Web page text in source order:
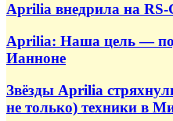
Aprilia внедрила на RS-
Aprilia: Наша цель —
Ианноне
Звёзды Aprilia
не только) техники в